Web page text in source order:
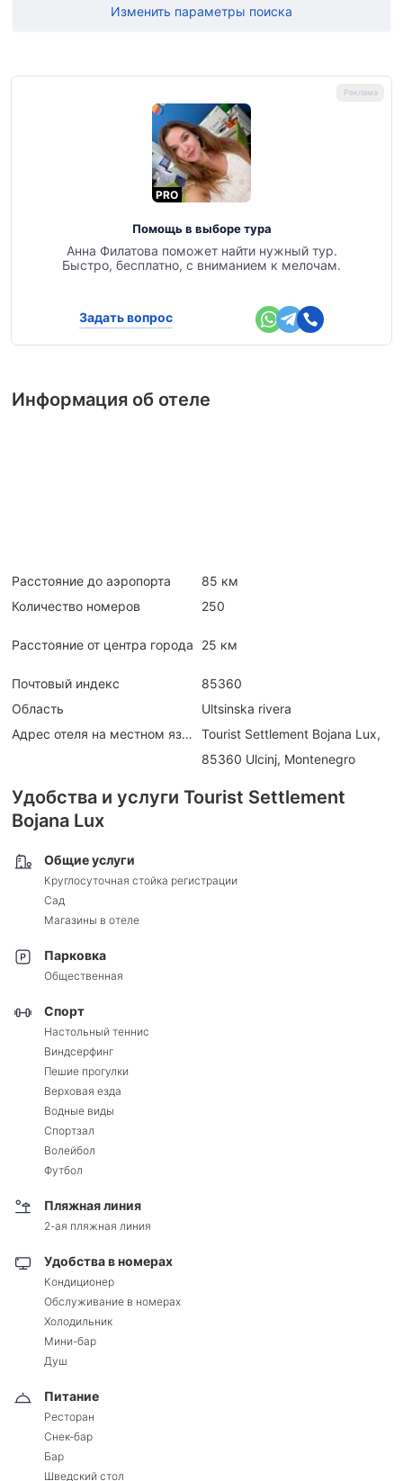
Изменить параметры поиска
PRO
Помощь в выборе тура
Анна Филатова поможет найти нужный тур.
Быстро, бесплатно, с вниманием к мелочам.
Задать вопрос
Информация об отеле
Расстояние до аэропорта
85 км
Количество номеров
250
Расстояние от центра города 25 км
Почтовый индекс
85360
Область
Ultsinska rivera
Адрес отеля на местном языке
Tourist Settlement Bojana Lux,
85360 Ulcinj, Montenegro
Удобства и услуги Tourist Settlement
Bojana Lux
Общие услуги
Круглосуточная стойка регистрации
Сад
Магазины в отеле
Парковка
Общественная
Спорт
Настольный теннис
Виндсерфинг
Пешие прогулки
Верховая езда
Водные виды
Спортзал
Волейбол
Футбол
Пляжная линия
2-ая пляжная линия
Удобства в номерах
Кондиционер
Обслуживание в номерах
Холодильник
Мини-бар
Душ
Питание
Ресторан
Снек-бар
Бар
Шведский стол